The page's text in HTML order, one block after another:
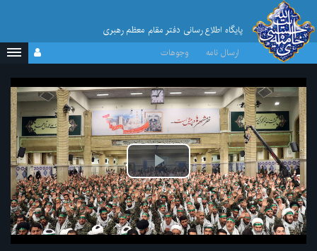
پایگاه اطلاع رسانی دفتر مقام معظم رهبری
ارسال نامه
وجوهات
پخش
ویدیو